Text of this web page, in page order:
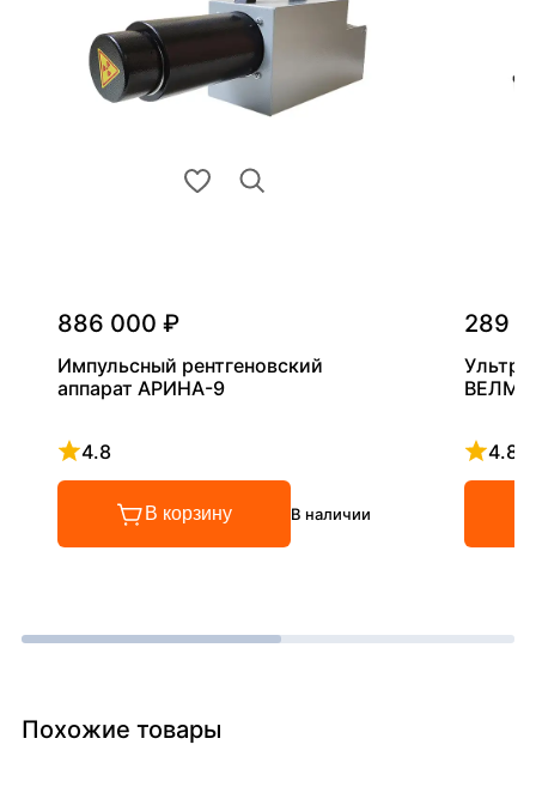
886 000 ₽
Импульсный рентгеновский
аппарат АРИНА-9
4.8
Рейтинг 4.8 из 5
В корзину В наличии
289
4.8
Похожие товары